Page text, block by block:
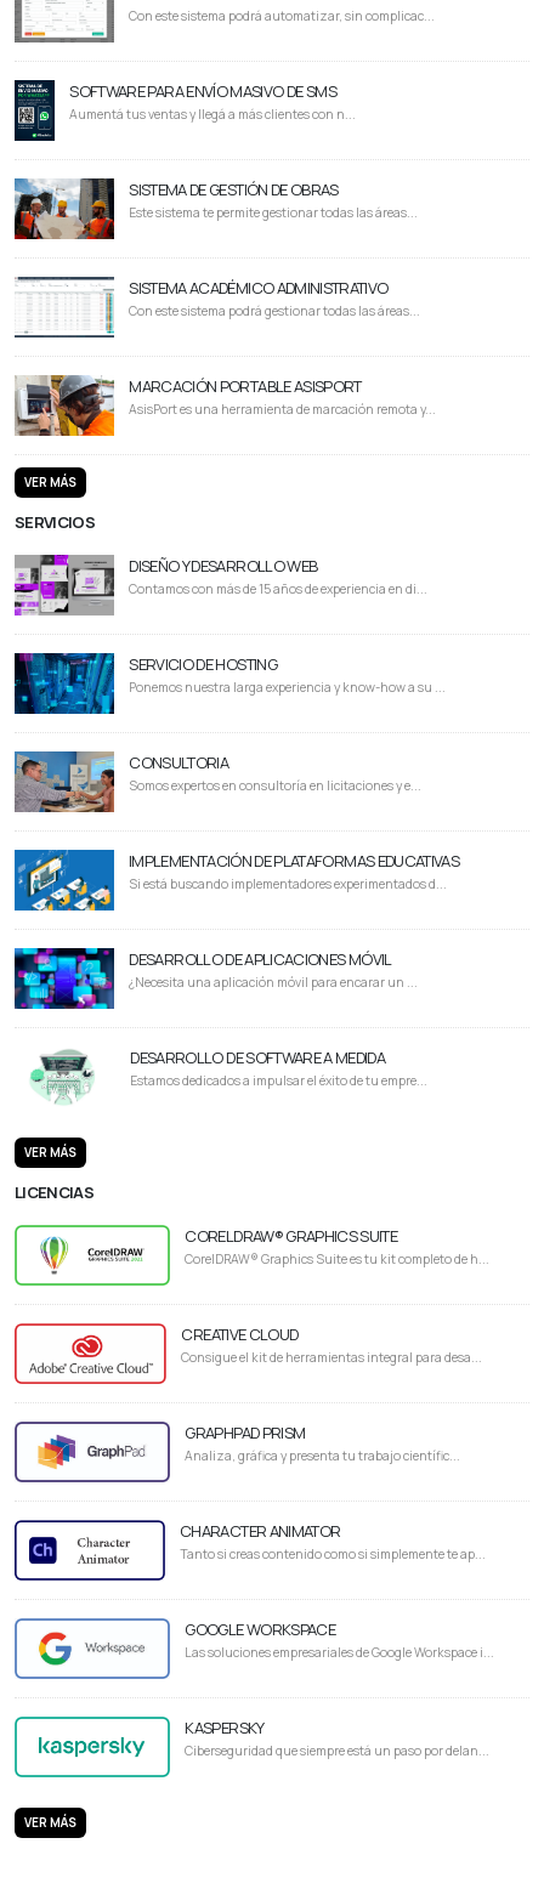
Con este sistema podrá automatizar, sin complicac...
SOFTWARE PARA ENVÍO MASIVO DE SMS
Aumentá tus ventas y llegá a más clientes con n...
SISTEMA DE GESTIÓN DE OBRAS
Este sistema te permite gestionar todas las áreas...
SISTEMA ACADÉMICO ADMINISTRATIVO
Con este sistema podrá gestionar todas las áreas...
MARCACIÓN PORTABLE ASISPORT
AsisPort es una herramienta de marcación remota y...
VER MÁS
SERVICIOS
DISEÑO Y DESARROLLO WEB
Contamos con más de 15 años de experiencia en di...
SERVICIO DE HOSTING
Ponemos nuestra larga experiencia y know-how a su ...
CONSULTORIA
Somos expertos en consultoría en licitaciones y e...
IMPLEMENTACIÓN DE PLATAFORMAS EDUCATIVAS
Si está buscando implementadores experimentados d...
DESARROLLO DE APLICACIONES MÓVIL
¿Necesita una aplicación móvil para encarar un ...
DESARROLLO DE SOFTWARE A MEDIDA
Estamos dedicados a impulsar el éxito de tu empre...
VER MÁS
LICENCIAS
CORELDRAW® GRAPHICS SUITE
CorelDRAW® Graphics Suite es tu kit completo de h...
CREATIVE CLOUD
Consigue el kit de herramientas integral para desa...
GRAPHPAD PRISM
Analiza, gráfica y presenta tu trabajo científic...
CHARACTER ANIMATOR
Tanto si creas contenido como si simplemente te ap...
GOOGLE WORKSPACE
Las soluciones empresariales de Google Workspace i...
KASPERSKY
Ciberseguridad que siempre está un paso por delan...
VER MÁS